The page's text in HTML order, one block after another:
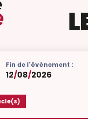
Fin de l'évènement :
12/08/2026